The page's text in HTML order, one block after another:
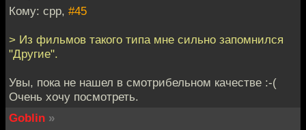
Кому: cpp, #45
> Из фильмов такого типа мне сильно запомнился
"Другие".
Увы, пока не нашел в смотрибельном качестве :-(
Очень хочу посмотреть.
Goblin »